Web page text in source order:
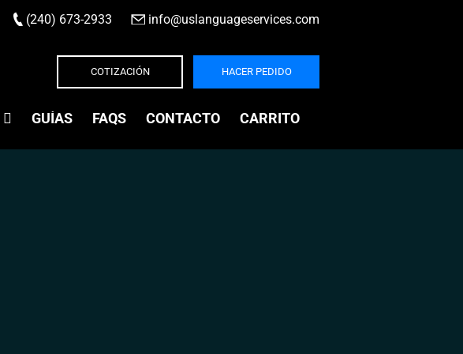
(240) 673-2933 info@uslanguageservices.com
COTIZACIÓN HACER PEDIDO
GUÍAS FAQS CONTACTO CARRITO